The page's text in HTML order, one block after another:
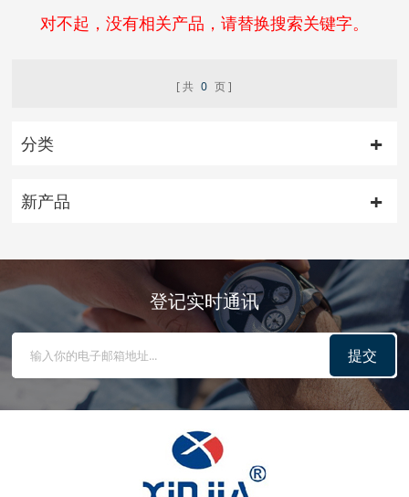
对不起，没有相关产品，请替换搜索关键字。
共 0 页
分类
新产品
登记实时通讯
提交